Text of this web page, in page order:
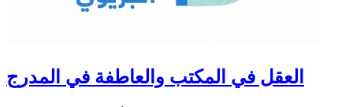
العقل في المكتب والعاطفة في المدرج